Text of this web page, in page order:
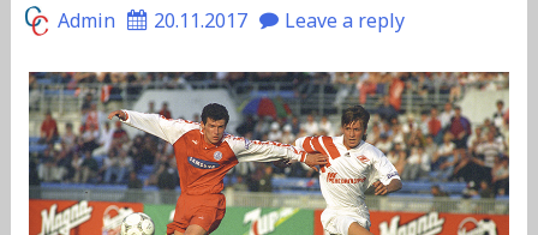
Admin 20.11.2017 Leave a reply